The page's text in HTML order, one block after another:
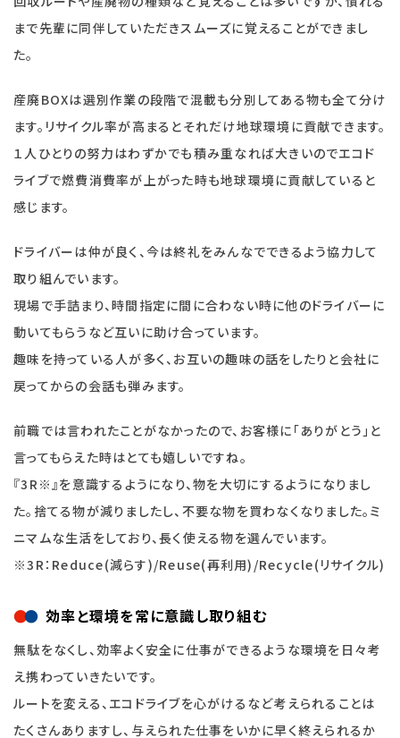
まで先輩に同伴していただきスムーズに覚えることができまし
た。
産廃BOXは選別作業の段階で混載も分別してある物も全て分け
ます。リサイクル率が高まるとそれだけ地球環境に貢献できます。
１人ひとりの努力はわずかでも積み重なれば大きいのでエコド
ライブで燃費消費率が上がった時も地球環境に貢献していると
感じます。
ドライバーは仲が良く、今は終礼をみんなでできるよう協力して
取り組んでいます。
現場で手詰まり、時間指定に間に合わない時に他のドライバーに
動いてもらうなど互いに助け合っています。
趣味を持っている人が多く、お互いの趣味の話をしたりと会社に
戻ってからの会話も弾みます。
前職では言われたことがなかったので、お客様に「ありがとう」と
言ってもらえた時はとても嬉しいですね。
『3R※』を意識するようになり、物を大切にするようになりまし
た。捨てる物が減りましたし、不要な物を買わなくなりました。ミ
ニマムな生活をしており、長く使える物を選んでいます。
※3R：Reduce(減らす)/Reuse(再利用)/Recycle(リサイクル)
効率と環境を常に意識し取り組む
無駄をなくし、効率よく安全に仕事ができるような環境を日々考
え携わっていきたいです。
ルートを変える、エコドライブを心がけるなど考えられることは
たくさんありますし、与えられた仕事をいかに早く終えられるか